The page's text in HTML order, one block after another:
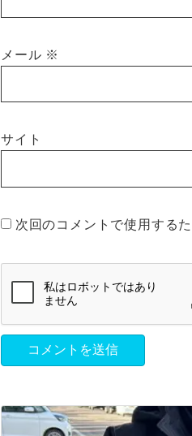
メール ※
サイト
次回のコメントで使用する